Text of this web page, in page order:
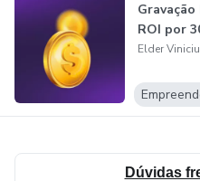
ROI por
Dúvidas